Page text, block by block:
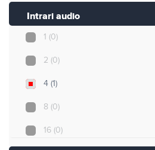
Intrari audio
1 (0)
2 (0)
4 (1)
8 (0)
16 (0)